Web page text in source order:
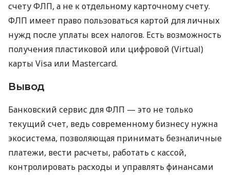
счету ФЛП, а не к отдельному карточному счету.
ФЛП имеет право пользоваться картой для личных
нужд после уплаты всех налогов. Есть возможность
получения пластиковой или цифровой (Virtual)
карты Visa или Mastercard.
Вывод
Банковский сервис для ФЛП — это не только
текущий счет, ведь современному бизнесу нужна
экосистема, позволяющая принимать безналичные
платежи, вести расчеты, работать с кассой,
контролировать расходы и управлять финансами